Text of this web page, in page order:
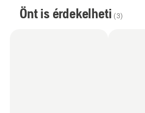
Önt is érdekelheti (3)